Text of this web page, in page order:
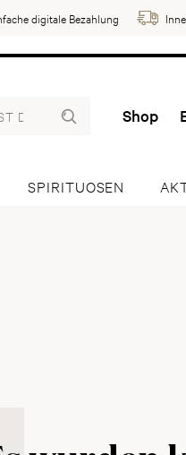
digitale Bezahlung
Shop
SPIRITUOSEN